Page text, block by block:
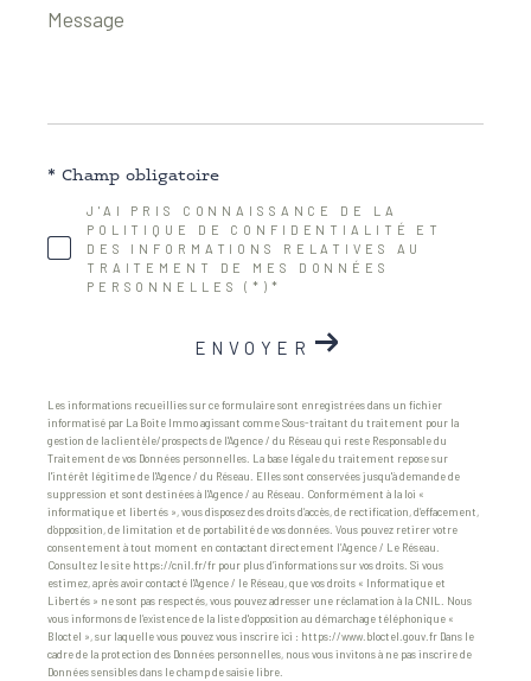
Message
*
J'AI PRIS CONNAISSANCE DE LA
POLITIQUE DE CONFIDENTIALITÉ ET
DES INFORMATIONS RELATIVES AU
TRAITEMENT DE MES DONNÉES
PERSONNELLES (*)*
* Champ obligatoire
ENVOYER
Les informations recueillies sur ce formulaire sont enregistrées dans un fichier
informatisé par La Boite Immo agissant comme Sous-traitant du traitement pour la
gestion de la clientèle/prospects de l'Agence / du Réseau qui reste Responsable du
Traitement de vos Données personnelles. La base légale du traitement repose sur
l'intérêt légitime de l'Agence / du Réseau. Elles sont conservées jusqu'à demande de
suppression et sont destinées à l'Agence / au Réseau. Conformément à la loi «
informatique et libertés », vous disposez des droits d’accès, de rectification, d’effacement,
d’opposition, de limitation et de portabilité de vos données. Vous pouvez retirer votre
consentement à tout moment en contactant directement l’Agence / Le Réseau.
Consultez le site https://cnil.fr/fr pour plus d’informations sur vos droits. Si vous
estimez, après avoir contacté l'Agence / le Réseau, que vos droits « Informatique et
Libertés » ne sont pas respectés, vous pouvez adresser une réclamation à la CNIL. Nous
vous informons de l’existence de la liste d'opposition au démarchage téléphonique «
Bloctel », sur laquelle vous pouvez vous inscrire ici : https://www.bloctel.gouv.fr Dans le
cadre de la protection des Données personnelles, nous vous invitons à ne pas inscrire de
Données sensibles dans le champ de saisie libre.